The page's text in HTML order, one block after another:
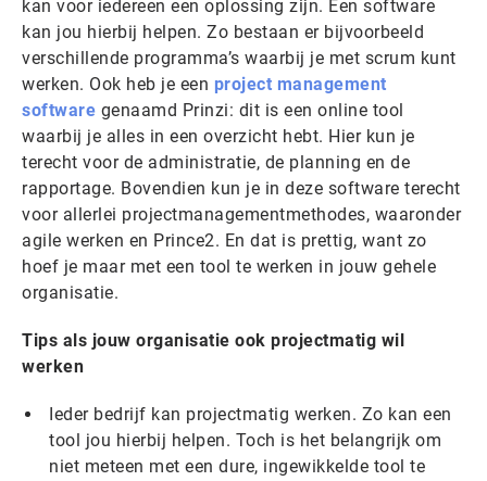
kan voor iedereen een oplossing zijn. Een software
kan jou hierbij helpen. Zo bestaan er bijvoorbeeld
verschillende programma’s waarbij je met scrum kunt
werken. Ook heb je een project management
software genaamd Prinzi: dit is een online tool
waarbij je alles in een overzicht hebt. Hier kun je
terecht voor de administratie, de planning en de
rapportage. Bovendien kun je in deze software terecht
voor allerlei projectmanagementmethodes, waaronder
agile werken en Prince2. En dat is prettig, want zo
hoef je maar met een tool te werken in jouw gehele
organisatie.
Tips als jouw organisatie ook projectmatig wil
werken
Ieder bedrijf kan projectmatig werken. Zo kan een
tool jou hierbij helpen. Toch is het belangrijk om
niet meteen met een dure, ingewikkelde tool te